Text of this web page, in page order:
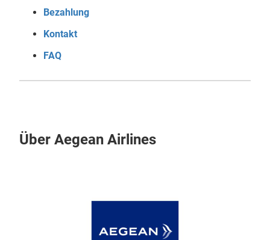
Bezahlung
Kontakt
FAQ
Über Aegean Airlines